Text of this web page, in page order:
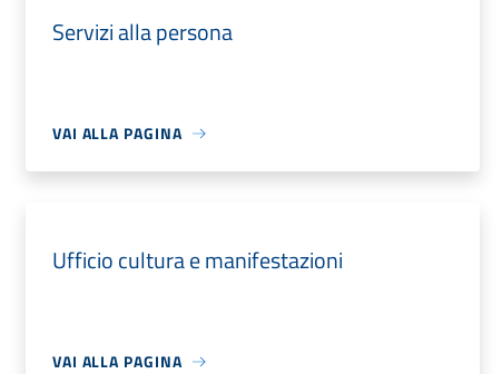
Servizi alla persona
VAI ALLA PAGINA
Ufficio cultura e manifestazioni
VAI ALLA PAGINA